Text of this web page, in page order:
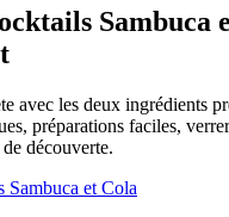
Sambuca
avec les deux ingrédients
préparations faciles,
découverte.
Sambuca et Cola